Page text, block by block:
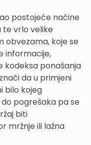
postojeće načine
te vrlo velike
koje se
informacije,
kodeksa ponašanja
da u primjeni
bilo kojeg
pogrešaka pa se
biti
mržnje ili lažna